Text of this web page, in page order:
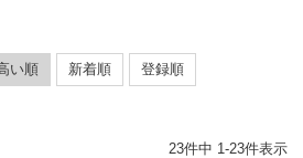
い順 新着順
登録順
23件中 1-23件表示